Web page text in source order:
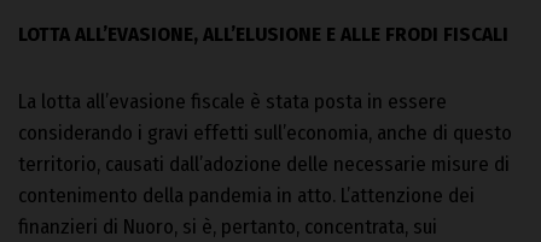
LOTTA ALL’EVASIONE, ALL’ELUSIONE E ALLE FRODI FISCALI
La lotta all’evasione fiscale è stata posta in essere
considerando i gravi effetti sull’economia, anche di questo
territorio, causati dall’adozione delle necessarie misure di
contenimento della pandemia in atto. L’attenzione dei
finanzieri di Nuoro, si è, pertanto, concentrata, sui